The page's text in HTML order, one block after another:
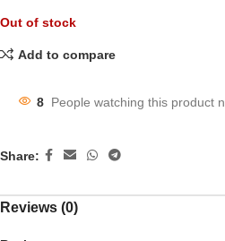
Out of stock
Add to compare
8 People watching this product
Share:
Reviews (0)